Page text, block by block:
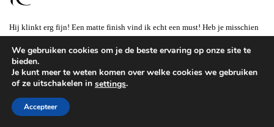
Hij klinkt erg fijn! Een matte finish vind ik echt een must! Heb je misschien
altijd zo lastig!
BEANTWOORDEN
We gebruiken cookies om je de beste ervaring op onze site te
bieden.
Je kunt meer te weten komen over welke cookies we gebruiken
of ze uitschakelen in settings.
Accepteer